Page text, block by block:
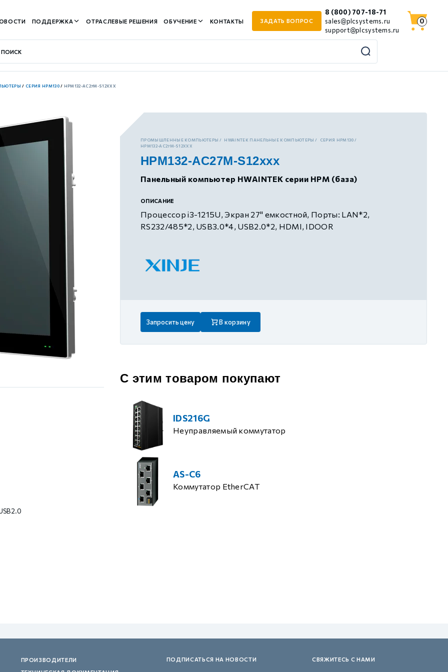
ПОДДЕРЖКА ОТРАСЛЕВЫЕ РЕШЕНИЯ ОБУЧЕНИЕ КОНТАКТЫ ЗАДАТЬ ВОПРОС
8 (800) 707-18-71
sales@plcsystems.ru
support@plcsystems.ru
0
/ СЕРИЯ HPM130 / HPM132-AC27M-S12XXX
ПРОМЫШЛЕННЫЕ КОМПЬЮТЕРЫ HWAINTEK ПАНЕЛЬНЫЕ КОМПЬЮТЕРЫ
СЕРИЯ HPM130
HPM132-AC27M-S12XXX
HPM132-AC27M-S12xxx
Панельный компьютер HWAINTEK серии HPM (база)
ОПИСАНИЕ
Процессор i3-1215U, Экран 27" емкостной, Порты: LAN*2,
RS232/485*2, USB3.0*4, USB2.0*2, HDMI, IDOOR
Запросить цену В корзину
С этим товаром покупают
IDS216G
Неуправляемый коммутатор
AS-C6
Коммутатор EtherCAT
ПРОИЗВОДИТЕЛИ
ПОДПИСАТЬСЯ НА НОВОСТИ СВЯЖИТЕСЬ С НАМИ
контуром)